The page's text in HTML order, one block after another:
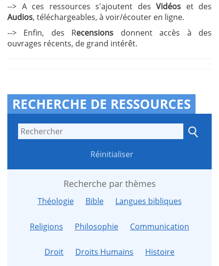
--> A ces ressources s'ajoutent des Vidéos et des
Audios, téléchargeables, à voir/écouter en ligne.
--> Enfin, des Recensions donnent accès à des
ouvrages récents, de grand intérêt.
RECHERCHE DE RESSOURCES
Réinitialiser
Recherche par thèmes
Théologie Bible Langues bibliques
Religions Philosophie Communication
Droit Droits Humains Histoire